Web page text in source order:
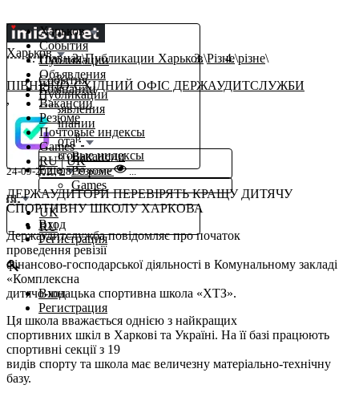
Харьков
События
Публикации
Объявления
Компании
Вакансии
Резюме
Почтовые индексы
Games
RU|UK
Харьков
События
Публикации
Объявления
Компании
Работаβ
Вакансии
Резюме
Почтовые индексы
Еще
Games
ru
UK
RU
Вход
Регистрация
Вход
Регистрация
Главная Публикации Харьков Різне різне
ПІВНІЧНО-СХІДНИЙ ОФІС ДЕРЖАУДИТСЛУЖБИ
,
24-09-2021 08:39різне ...
ДЕРЖАУДИТОРИ ПЕРЕВІРЯТЬ КРАЩУ ДИТЯЧУ
СПОРТИВНУ ШКОЛУ ХАРКОВА
Держаудитслужба повідомляє про початок
проведення ревізії
фінансово-господарської діяльності в Комунальному закладі
«Комплексна
дитячо-юнацька спортивна школа «ХТЗ».
Ця школа вважається однією з найкращих
спортивних шкіл в Харкові та Україні. На її базі працюють
спортивні секції з 19
видів спорту та школа має величезну матеріально-технічну
базу.